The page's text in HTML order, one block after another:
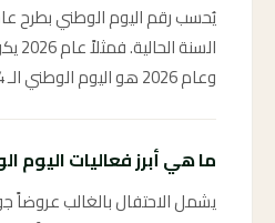
وعام 2026 هو اليوم الوطني الـ 94.
ما هي أبرز فعاليات اليوم
يشمل الاحتفال بالغالب عروضاً